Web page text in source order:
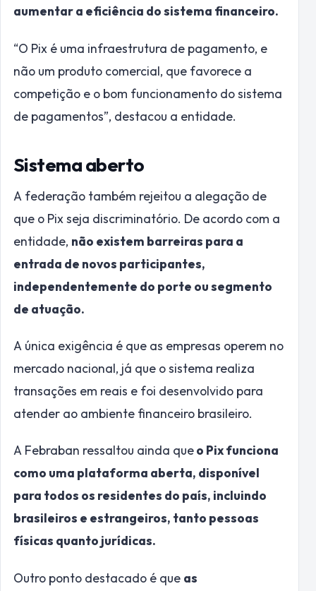
aumentar a eficiência do sistema financeiro.
“O Pix é uma infraestrutura de pagamento, e
não um produto comercial, que favorece a
competição e o bom funcionamento do sistema
de pagamentos”, destacou a entidade.
Sistema aberto
A federação também rejeitou a alegação de
que o Pix seja discriminatório. De acordo com a
entidade, não existem barreiras para a
entrada de novos participantes,
independentemente do porte ou segmento
de atuação.
A única exigência é que as empresas operem no
mercado nacional, já que o sistema realiza
transações em reais e foi desenvolvido para
atender ao ambiente financeiro brasileiro.
A Febraban ressaltou ainda queo Pix funciona
como uma plataforma aberta, disponível
para todos os residentes do país, incluindo
brasileiros e estrangeiros, tanto pessoas
físicas quanto jurídicas.
Outro ponto destacado é que as